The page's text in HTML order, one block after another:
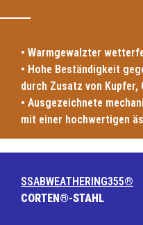
• Warmgewalzter
• Hohe Beständigkeit
durch Zusatz von Kupfer,
• Ausgezeichnete
mit einer hochwertigen
SSABWEATHERING355®
CORTEN®-STAHL